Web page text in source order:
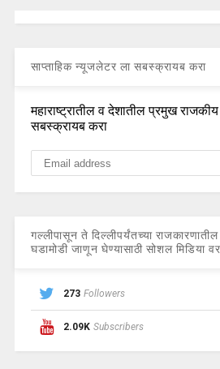
साप्ताहिक न्यूजलेटर ला सबस्क्रायब करा
महाराष्ट्रातील व देशातील प्रमुख राजकीय
सबस्क्रायब करा
गल्लीपासून ते दिल्लीपर्यंतच्या
घडामोडी जाणून घेण्यासाठी सोशल मिडिया
273 Followers
2.09K Subscribers